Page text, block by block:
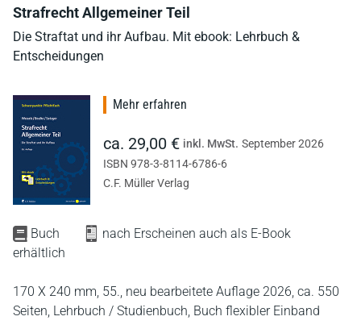
Strafrecht Allgemeiner Teil
Die Straftat und ihr Aufbau. Mit ebook: Lehrbuch &
Entscheidungen
Buch
nach Erscheinen auch als E-Book
erhältlich
170 X 240 mm, 55., neu bearbeitete Auflage 2026, ca. 550
Seiten, Lehrbuch / Studienbuch, Buch flexibler Einband
Mehr erfahren
ca. 29,00 € inkl. MwSt. September 2026
ISBN 978-3-8114-6786-6
C.F. Müller Verlag